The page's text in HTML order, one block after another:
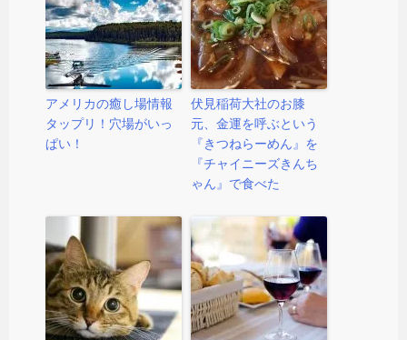
アメリカの癒し場情報
タップリ！穴場がいっ
ぱい！
伏見稲荷大社のお膝
元、金運を呼ぶという
『きつねらーめん』を
『チャイニーズきんち
ゃん』で食べた